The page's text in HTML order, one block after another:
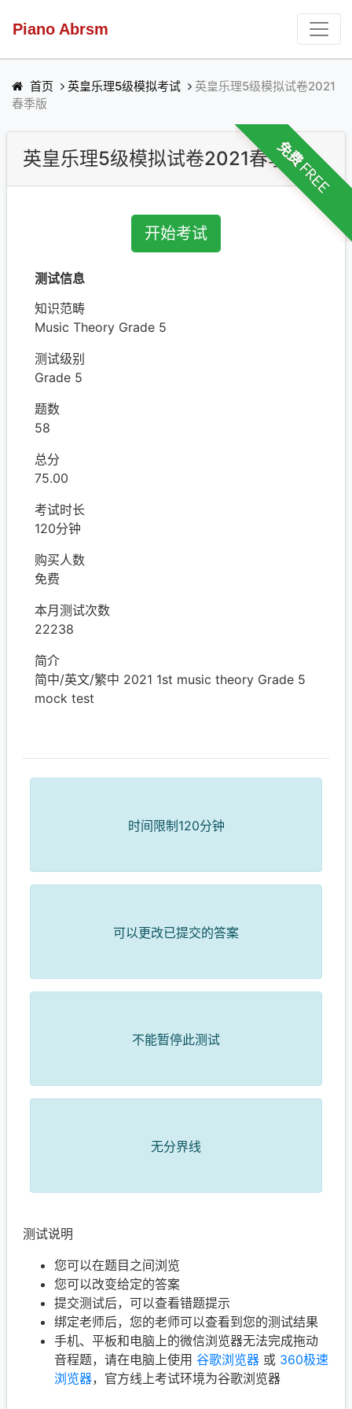
Piano Abrsm
首页 英皇乐理5级模拟考试
英皇乐理5级模拟试卷2021
春季版
免费 FREE
英皇乐理5级模拟试卷2021春季版
测试信息
知识范畴
Music Theory Grade 5
测试级别
Grade 5
题数
58
总分
75.00
考试时长
120分钟
购买人数
免费
本月测试次数
22238
简介
简中/英文/繁中 2021 1st music theory Grade 5
mock test
开始考试
时间限制120分钟
可以更改已提交的答案
不能暂停此测试
无分界线
测试说明
您可以在题目之间浏览
您可以改变给定的答案
提交测试后，可以查看错题提示
绑定老师后，您的老师可以查看到您的测试结果
手机、平板和电脑上的微信浏览器无法完成拖动
音程题，请在电脑上使用 谷歌浏览器 或 360极速
浏览器，官方线上考试环境为谷歌浏览器